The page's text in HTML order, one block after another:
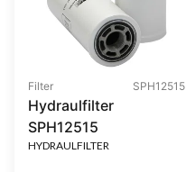
Filter SPH12515
Hydraulfilter
SPH12515
HYDRAULFILTER